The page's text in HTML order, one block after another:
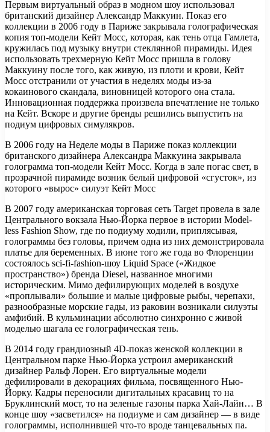
Первым виртуальный образ в модном шоу использовал
британский дизайнер Александр Маккуин. Показ его
коллекции в 2006 году в Париже закрывала голографическая
копия топ-модели Кейт Мосс, которая, как тень отца Гамлета,
кружилась под музыку внутри стеклянной пирамиды. Идея
использовать трехмерную Кейт Мосс пришла в голову
Маккуину после того, как живую, из плоти и крови, Кейт
Мосс отстранили от участия в неделях моды из-за
кокаинового скандала, виновницей которого она стала.
Инновационная поддержка произвела впечатление не только
на Кейт. Вскоре и другие бренды решились выпус­тить на
подиум цифровых симулякров.
В 2006 году на Неделе моды в Париже показ коллекции
британского дизайнера Александра Маккуина закрывала
голограмма топ-модели Кейт Мосс. Когда в зале погас свет, в
прозрачной пирамиде возник белый цифровой «сгусток», из
которого «вырос» силуэт Кейт Мосс
В 2007 году американская торговая сеть Target провела в зале
Центрального вокзала Нью-Йорка первое в истории Model-
less Fashion Show, где по подиуму ходили, приплясывая,
голограммы без головы, причем одна из них демонстрировала
платье для беременных. В июне того же года во Флоренции
состоялось sci-fi-fashion-шоу Liquid Space («Жидкое
пространство») бренда Diesel, названное многими
историческим. Мимо дефилирующих моделей в воздухе
«проплывали» большие и малые цифровые рыбы, черепахи,
разнообразные морские гады, из раковин возникали силуэты
амфибий. В кульминации абсолютно синхронно с живой
моделью шагала ее голографическая тень.
В 2014 году грандиозный 4D-показ женской коллекции в
Центральном парке Нью-Йорка устроил американский
дизайнер Ральф Лорен. Его виртуальные модели
дефилировали в декорациях фильма, посвященного Нью-
Йорку. Кадры переносили дигитальных красавиц то на
Бруклинский мост, то на зеленые газоны парка Хай-Лайн… В
конце шоу «засветился» на подиуме и сам дизайнер — в виде
голограммы, исполнившей что-то вроде танцевальных па.